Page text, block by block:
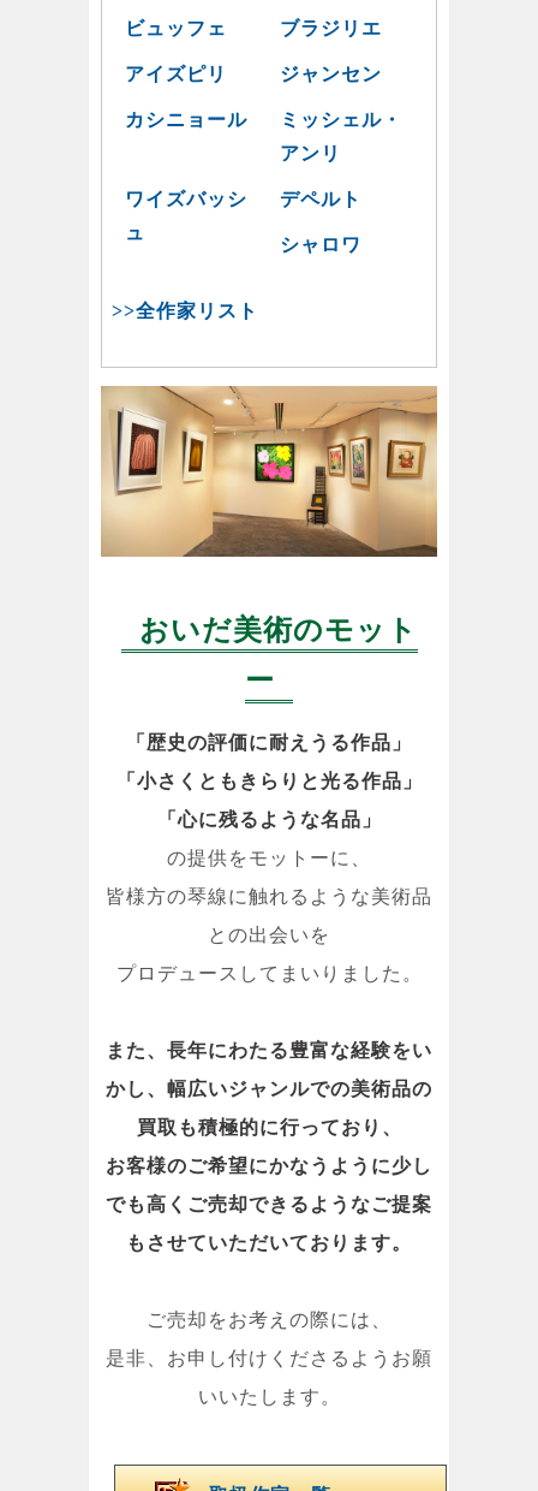
ビュッフェ ブラジリエ
アイズピリ ジャンセン
カシニョール
ミッシェル・
アンリ
ワイズバッシ
ュ
デペルト
シャロワ
>>全作家リスト
おいだ美術のモット
ー
「歴史の評価に耐えうる作品」
「小さくともきらりと光る作品」
「心に残るような名品」
の提供をモットーに、
皆様方の琴線に触れるような美術品
との出会いを
プロデュースしてまいりました。
また、長年にわたる豊富な経験をい
かし、幅広いジャンルでの美術品の
買取も積極的に行っており、
お客様のご希望にかなうように少し
でも高くご売却できるようなご提案
もさせていただいております。
ご売却をお考えの際には、
是非、お申し付けくださるようお願
いいたします。